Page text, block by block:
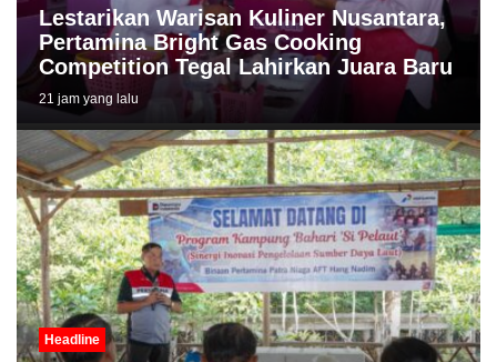
Lestarikan Warisan Kuliner Nusantara,
Pertamina Bright Gas Cooking
Competition Tegal Lahirkan Juara Baru
21 jam yang lalu
Headline